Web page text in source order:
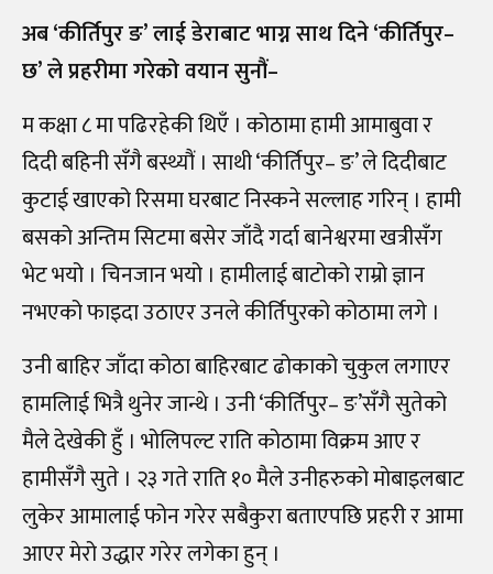
अब ‘कीर्तिपुर ङ’ लाई डेराबाट भाग्न साथ दिने ‘कीर्तिपुर–
छ’ ले प्रहरीमा गरेको वयान सुनौं–
म कक्षा ८ मा पढिरहेकी थिएँ । कोठामा हामी आमाबुवा र
दिदी बहिनी सँगै बस्थ्यौं । साथी ‘कीर्तिपुर– ङ’ ले दिदीबाट
कुटाई खाएको रिसमा घरबाट निस्कने सल्लाह गरिन् । हामी
बसको अन्तिम सिटमा बसेर जाँदै गर्दा बानेश्वरमा खत्रीसँग
भेट भयो । चिनजान भयो । हामीलाई बाटोको राम्रो ज्ञान
नभएको फाइदा उठाएर उनले कीर्तिपुरको कोठामा लगे ।
उनी बाहिर जाँदा कोठा बाहिरबाट ढोकाको चुकुल लगाएर
हामलिाई भित्रै थुनेर जान्थे । उनी ‘कीर्तिपुर– ङ’सँगै सुतेको
मैले देखेकी हुँ । भोलिपल्ट राति कोठामा विक्रम आए र
हामीसँगै सुते । २३ गते राति १० मैले उनीहरुको मोबाइलबाट
लुकेर आमालाई फोन गरेर सबैकुरा बताएपछि प्रहरी र आमा
आएर मेरो उद्धार गरेर लगेका हुन् ।